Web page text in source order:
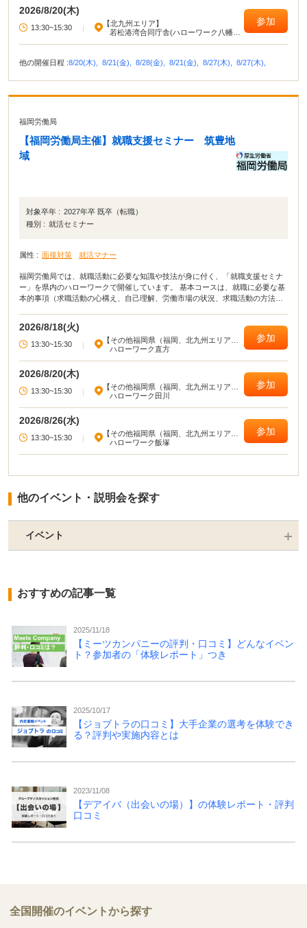
2026/8/20(木)
13:30~15:30 |
【北九州エリア】
若松港湾合同庁舎(ハローワーク八幡若
参加
他の開催日程 :8/20(木), 8/21(金), 8/28(金), 8/21(金), 8/27(木), 8/27(木),
福岡労働局
【福岡労働局主催】就職支援セミナー 筑豊地
域
対象卒年 : 2027年卒 既卒（転職）
種別 : 就活セミナー
属性 : 面接対策 就活マナー
福岡労働局では、就職活動に必要な知識や技法が身に付く、「就職支援セミナ
ー」を県内のハローワークで開催しています。 基本コースは、就職に必要な基
本的事項（求職活動の心構え、自己理解、労働市場の状況、求職活動の方法・
セミナーです。目的に合わせて、2種類のセミナーを開催しています。
2026/8/18(火)
13:30~15:30 |
【その他福岡県（福岡、北九州エリア以
外）】
ハローワーク直方
参加
2026/8/20(木)
13:30~15:30 |
【その他福岡県（福岡、北九州エリア以
外）】
ハローワーク田川
参加
2026/8/26(水)
13:30~15:30 |
【その他福岡県（福岡、北九州エリア以
外）】
ハローワーク飯塚
参加
他のイベント・説明会を探す
イベント
おすすめの記事一覧
2025/11/18
【ミーツカンパニーの評判・口コミ】どんなイベン
ト？参加者の「体験レポート」つき
2025/10/17
【ジョブトラの口コミ】大手企業の選考を体験でき
る？評判や実施内容とは
2023/11/08
【デアイバ（出会いの場）】の体験レポート・評判
口コミ
全国開催のイベントから探す